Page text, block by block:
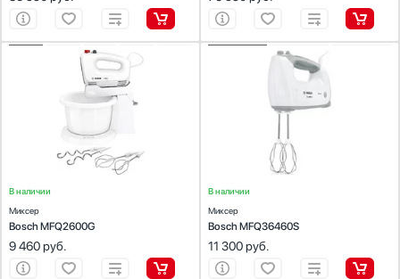
ХАРАКТЕРИСТИКИ
Мощность миксера (Вт):
В наличии
Миксер
Bosch MFQ2600G
9 460руб.
ХАРАКТЕРИСТИКИ
Мощность миксера (Вт):
В наличии
Миксер
Bosch MFQ36460S
11 300руб.